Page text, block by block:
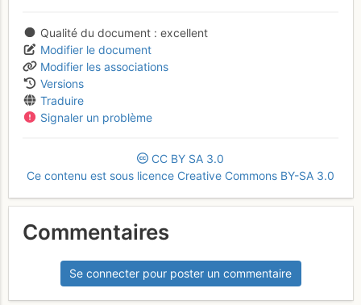
Qualité du document
excellent
Modifier le document
Modifier les associations
Versions
Traduire
Signaler un problème
CC BY SA 3.0
Ce contenu est sous licence Creative Commons BY-SA 3.0
Commentaires
Se connecter pour poster un commentaire